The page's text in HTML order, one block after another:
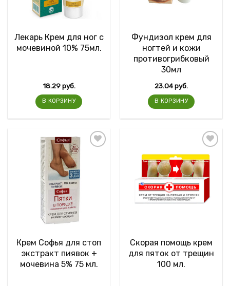
Лекарь Крем для ног с
мочевиной 10% 75мл.
18.29руб.
В КОРЗИНУ
Фундизол крем для
ногтей и кожи
противогрибковый
30мл
23.04руб.
В КОРЗИНУ
Крем Софья для стоп
экстракт пиявок +
мочевина 5% 75 мл.
Скорая помощь крем
для пяток от трещин
100 мл.